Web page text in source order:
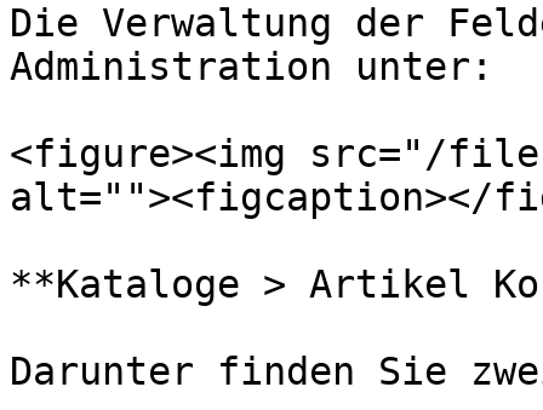
Die Verwaltung der
Administration unter:
<figure><img src="/files/
alt=""><figcaption></
**Kataloge > Artikel
Darunter finden Sie